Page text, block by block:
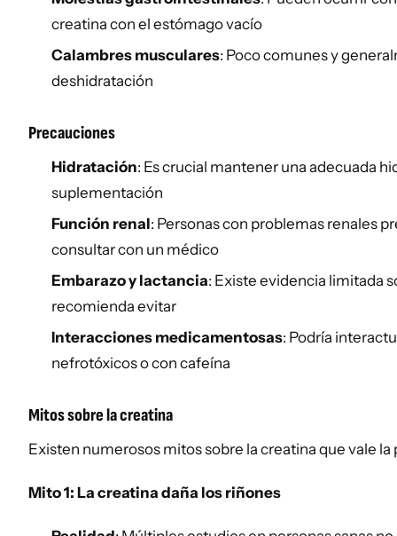
creatina con el estómago vacío
Calambres musculares: Poco comunes y
deshidratación
Precauciones
Hidratación: Es crucial mantener una adecuada
suplementación
Función renal: Personas con problemas renales
consultar con un médico
Embarazo y lactancia: Existe evidencia limitada
recomienda evitar
Interacciones medicamentosas: Podría
nefrotóxicos o con cafeína
Mitos sobre la creatina
Existen numerosos mitos sobre la creatina que vale la
Mito 1: La creatina daña los riñones